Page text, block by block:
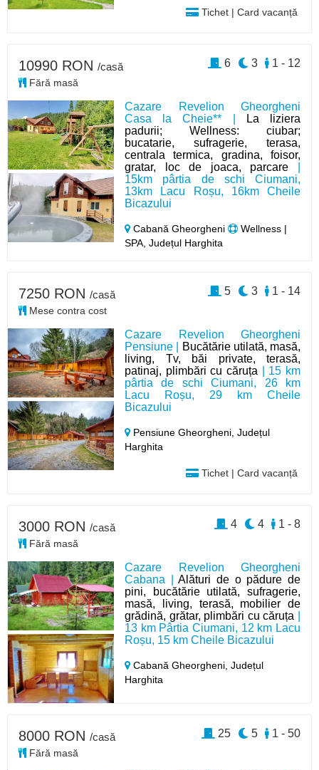
Tichet | Card vacanță
Cazare Revelion Gheorgheni
Casa la Cheie** |
La liziera
padurii; Wellness: ciubar;
bucatarie, sufragerie, terasa,
centrala termica, gradina, foisor,
gratar, loc de joaca, parcare
15km pârtia de schi Ciumani,
13km Lacu Roșu, 16km Cheile
Bicazului
Cabană Gheorgheni
Wellness |
SPA, Județul Harghita
10990 RON /casă
Fără masă
1 - 12
3
6
Cazare Revelion Gheorgheni
Pensiune |
Bucătărie utilată, masă,
living, Tv, băi private, terasă,
patinaj, plimbări cu căruța | 15 km
pârtia de schi Ciumani, 26 km
Lacu Roșu, 29 km Cheile
Bicazului
Pensiune Gheorgheni,Județul
Harghita
Tichet | Card vacanță
7250 RON /casă
Mese contra cost
1 - 14
3
5
Cazare Revelion Gheorgheni
Cabana |Alături de o pădure de
pini, bucătărie utilată, sufragerie,
masă, living, terasă, mobilier de
grădină, grătar, plimbări cu căruța
13 km Pârtia Ciumani, 12 km Lacu
Roșu, 15 km Cheile Bicazului
Cabană Gheorgheni,Județul
Harghita
3000 RON /casă
Fără masă
1 - 8
4
4
8000 RON /casă
Fără masă
1 - 50
5
25